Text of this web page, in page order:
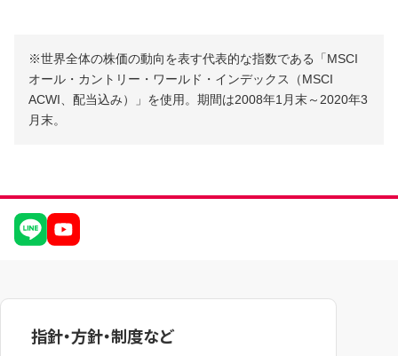
※世界全体の株価の動向を表す代表的な指数である「MSCI
オール・カントリー・ワールド・インデックス（MSCI
ACWI、配当込み）」を使用。期間は2008年1月末～2020年3
月末。
指針・方針・制度など